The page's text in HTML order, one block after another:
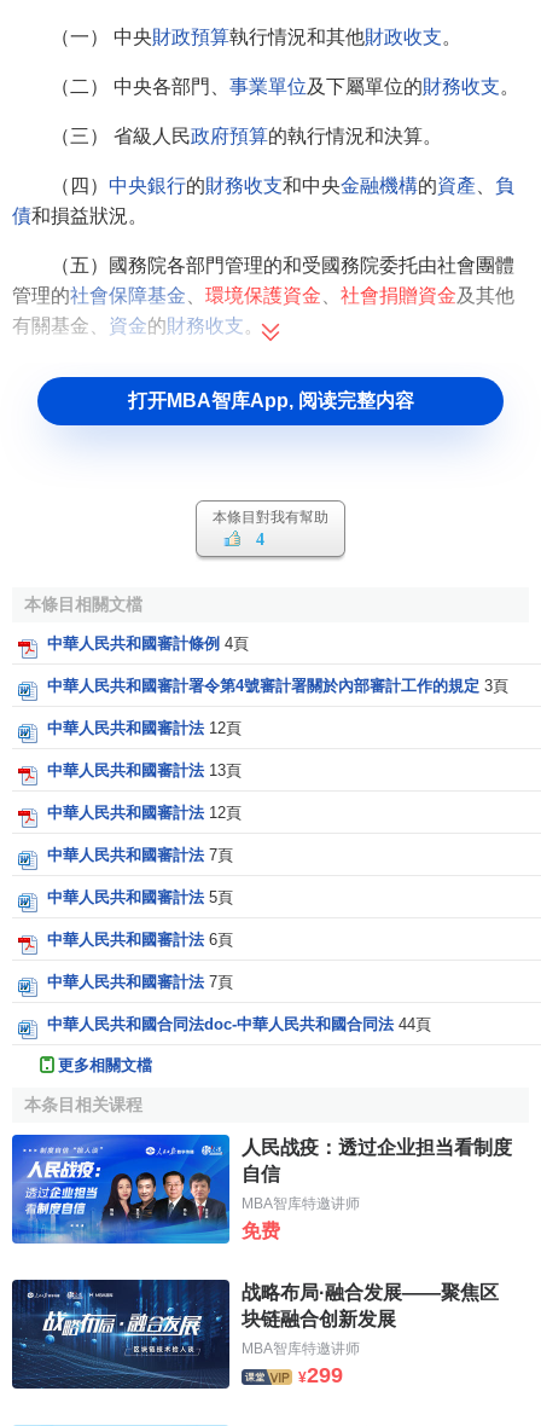
（一） 中央財政預算執行情況和其他財政收支。
（二） 中央各部門、 事業單位及下屬單位的財務收支。
（三） 省級人民政府預算的執行情況和決算。
（四） 中央銀行的財務收支和中央金融機構的資產
負
債和損益狀況。
（五）國務院各部門管理的和受國務院委托由社會團體
管理的社會保障基金 環境保護資金 社會捐贈資金及其他
有關基金、 資金的財務收支。
（六）國際組織和外國政府援助、貸款項目的財務收
支。
四、向國務院總理提交中央預算執行情況的
；受國務院委托向全國人大常委會提出
和其他財政財務收支審計工作報告。
五、組織實施對貫徹執行國家財經方針政策和巨集觀調
控措施情況的行業審計、 專項審計
計機關對黨政領導幹部進行任期經濟責任審計 ；依法受理被
審計單位對審計機關
省級審計機關負責人的任免事項；管理派駐地方的審計特派
員辦事處。
七、根據有關法律法規和國務院規定，配合
對國有重點大型企業和國家重點建設項目進行
八、組織實施對內部審計
九、組織開展審計領域的國際交流活動。
十、承辦國務院交辦的其他事項。
中華人民共和國審計署組織機構
為履行職責，審計署設置了下列機構：
審計司、 行政事業審計司、 經貿審計司、 農業與資源環保審
計司、 社會保障審計司、 固定資產投資審計司、 外資運用審
計司、 外事司、 人事教育司、 直屬機關黨委、 離退休幹部
局。
打开MBA智库App, 阅读完整内容
本條目對我有幫助
4
本條目相關文檔
中華人民共和國審計條例 4頁
中華人民共和國審計署令第4號審計署關於內部審計工作的規定 3頁
中華人民共和國審計法 12頁
中華人民共和國審計法 13頁
中華人民共和國審計法 12頁
中華人民共和國審計法 7頁
中華人民共和國審計法 5頁
中華人民共和國審計法 6頁
中華人民共和國審計法 7頁
中華人民共和國合同法doc-中華人民共和國合同法 44頁
更多相關文檔
本条目相关课程
人民战疫：透过企业担当看制度
自信
MBA智库特邀讲师
免费
战略布局·融合发展——聚焦区
块链融合创新发展
MBA智库特邀讲师
¥299